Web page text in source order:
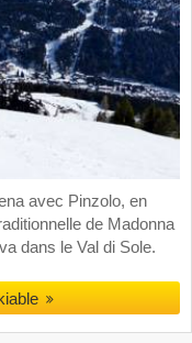
avec Pinzolo, en
de Madonna
dans le Val di Sole.